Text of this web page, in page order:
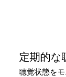
定期的な
聴覚状態を